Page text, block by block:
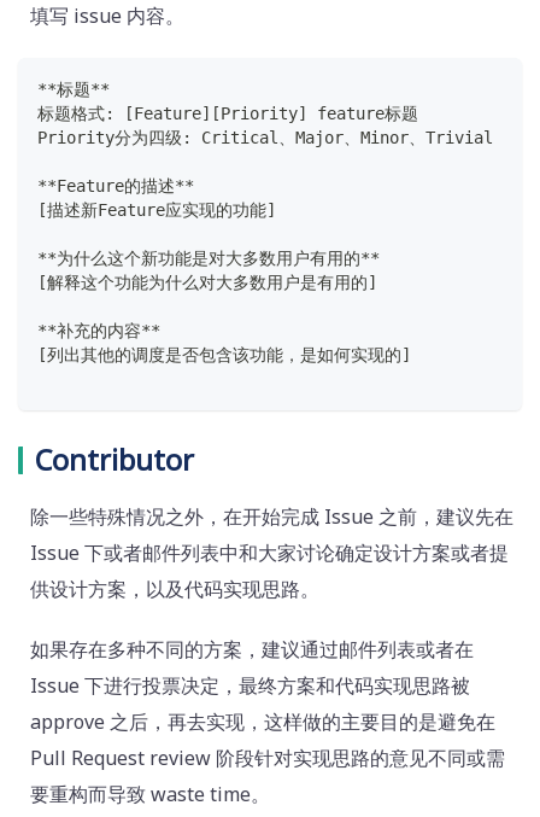
填写 issue 内容。
**标题**
标题格式: [Feature][Priority] feature标题
Priority分为四级: Critical、Major、Minor、Trivial
**Feature的描述**
[描述新Feature应实现的功能]
**为什么这个新功能是对大多数用户有用的**
[解释这个功能为什么对大多数用户是有用的]
**补充的内容**
[列出其他的调度是否包含该功能，是如何实现的]
Contributor
除一些特殊情况之外，在开始完成 Issue 之前，建议先在
Issue 下或者邮件列表中和大家讨论确定设计方案或者提
供设计方案，以及代码实现思路。
如果存在多种不同的方案，建议通过邮件列表或者在
Issue 下进行投票决定，最终方案和代码实现思路被
approve 之后，再去实现，这样做的主要目的是避免在
Pull Request review 阶段针对实现思路的意见不同或需
要重构而导致 waste time。